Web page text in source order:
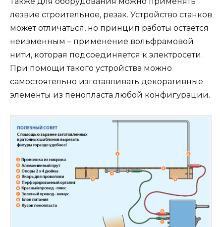
лезвие строительное, резак. Устройство станков
может отличаться, но принцип работы остается
неизменным – применение вольфрамовой
нити, которая подсоединяется к электросети.
При помощи такого устройства можно
самостоятельно изготавливать декоративные
элементы из пенопласта любой конфигурации.